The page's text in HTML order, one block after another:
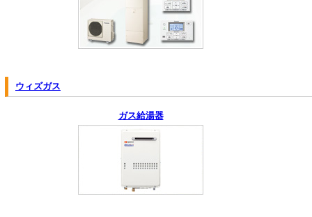
ウィズガス
ガス給湯器